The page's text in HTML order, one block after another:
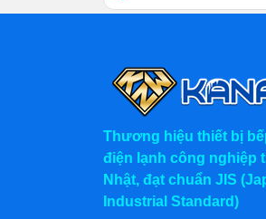
2.3. Kinh
Bán tại nhiều nơi
Chiếc xe này có
nắm tay cầm để
Thương hiệu thiết bị
điện lạnh công nghiệp
Nhật, đạt chuẩn JIS
Industrial Standard)